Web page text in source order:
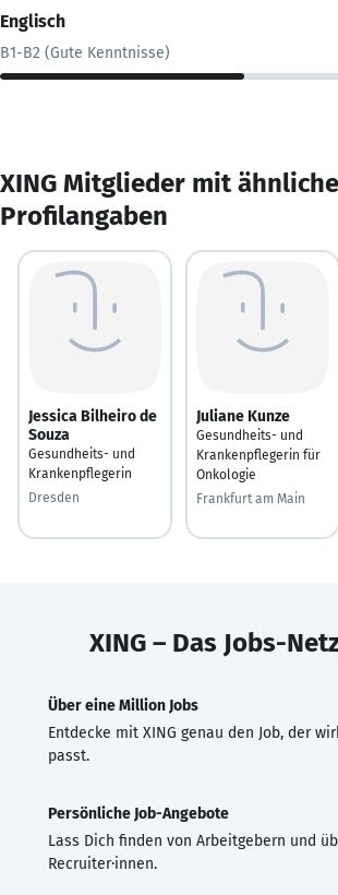
Englisch
B1-B2 (Gute Kenntnisse)
XING Mitglieder mit
Profilangaben
Jessica Bilheiro de
Souza
Gesundheits- und
Krankenpflegerin
Dresden
Juliane Kunze
Gesundheits- und
Krankenpflegerin für
Onkologie
Frankfurt am Main
XING – Das Jobs-
Über eine Million Jobs
Entdecke mit XING genau den Job, der
passt.
Persönliche Job-Angebote
Lass Dich finden von Arbeitgebern und
Recruiter·innen.